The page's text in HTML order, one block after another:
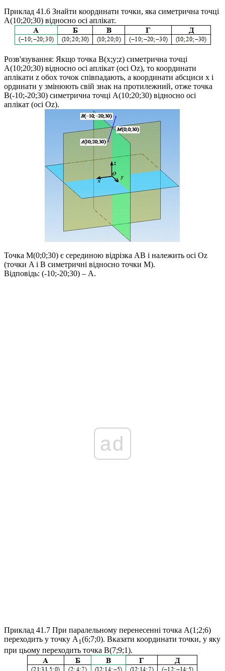
Приклад 41.6 Знайти координати точки, яка симетрична точці
A(10;20;30) відносно осі аплікат.
Розв'язування: Якщо точка B(x;y;z) симетрична точці
A(10;20;30) відносно осі аплікат (осі Oz), то координати
аплікати z обох точок співпадають, а координати абсциси x і
ординати y змінюють свій знак на протилежний, отже точка
B(-10;-20;30) симетрична точці A(10;20;30) відносно осі
аплікат (осі Oz).
Точка M(0;0;30) є серединою відрізка AB і належить осі Oz
(точки A і B симетричні відносно точки M).
Відповідь: (-10;-20;30) – А.
ad
Приклад 41.7 При паралельному перенесенні точка A(1;2;6)
переходить у точку A 1(6;7;0). Вказати координати точки, у яку
при цьому переходить точка B(7;9;1).